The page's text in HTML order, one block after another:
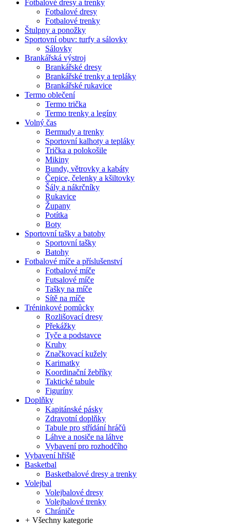
Fotbalové dresy a trenky
Fotbalové dresy
Fotbalové trenky
Štulpny a ponožky
Sportovní obuv: turfy a sálovky
Sálovky
Brankářská výstroj
Brankářské dresy
Brankářské trenky a tepláky
Brankářské rukavice
Termo oblečení
Termo trička
Termo trenky a legíny
Volný čas
Bermudy a trenky
Sportovní kalhoty a tepláky
Trička a polokošile
Mikiny
Bundy, větrovky a kabáty
Čepice, čelenky a kšiltovky
Šály a nákrčníky
Rukavice
Župany
Potítka
Boty
Sportovní tašky a batohy
Sportovní tašky
Batohy
Fotbalové míče a příslušenství
Fotbalové míče
Futsalové míče
Tašky na míče
Sítě na míče
Tréninkové pomůcky
Rozlišovací dresy
Překážky
Tyče a podstavce
Kruhy
Značkovací kužely
Karimatky
Koordinační žebříky
Taktické tabule
Figuríny
Doplňky
Kapitánské pásky
Zdravotní doplňky
Tabule pro střídání hráčů
Láhve a nosiče na láhve
Vybavení pro rozhodčího
Vybavení hřiště
Basketbal
Basketbalové dresy a trenky
Volejbal
Volejbalové dresy
Volejbalové trenky
Chrániče
+ Všechny kategorie